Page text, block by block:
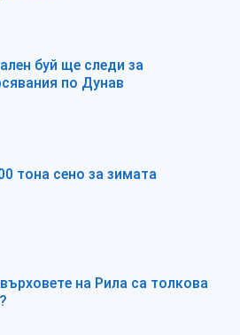
буй ще следи за
по Дунав
тона сено за зимата
на Рила са толкова